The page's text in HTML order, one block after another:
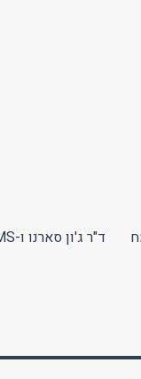
ד"ר ג'ון סארנו ו-TMS